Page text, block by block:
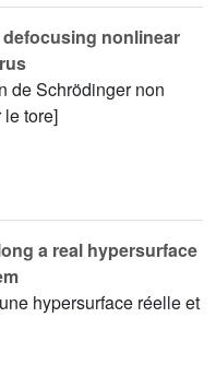
nonlinear
de Schrödinger non
tore]
a real hypersurface
hypersurface réelle et